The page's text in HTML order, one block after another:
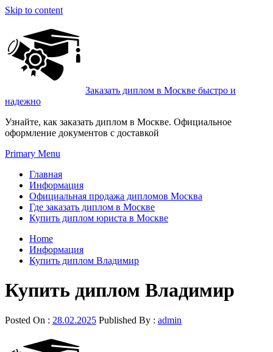
Skip to content
Заказать диплом в Москве быстро и
надежно
Узнайте, как заказать диплом в Москве. Официальное
оформление документов с доставкой
Primary Menu
Главная
Информация
Официальная продажа дипломов Москва
Где заказать диплом в Москве
Купить диплом юриста в Москве
Home
Информация
Купить диплом Владимир
Купить диплом Владимир
Posted On : 28.02.2025 Published By : admin